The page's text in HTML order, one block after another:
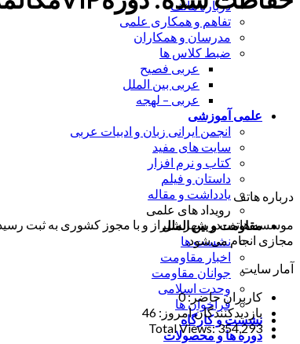
درباره هاتف
تفاهم و همکاری علمی
مدرسان و همکاران
ضبط کلاس ها
عربی فصیح
عربی بین الملل
عربی – لهجه
علمی آموزشی
انجمن ایرانی زبان و ادبیات عربی
سایت های مفید
کتاب و نرم افزار
داستان و فیلم
یادداشت و مقاله
رویداد های علمی
مقاومت و بین الملل
نشست ها
اخبار مقاومت
جوانان مقاومت
وحدت اسلامی
فراخوان ها
نشست و کارگاه
دوره ها و محصولات
درباره هاتف
موسسه هاتف در شهر شیراز و با مجوز کشوری به ثبت
مجازی انجام می‌شود.
آمار سایت
کاربران حاضر:0
بازدیدکنندگان امروز: 46
Total Views:354,293